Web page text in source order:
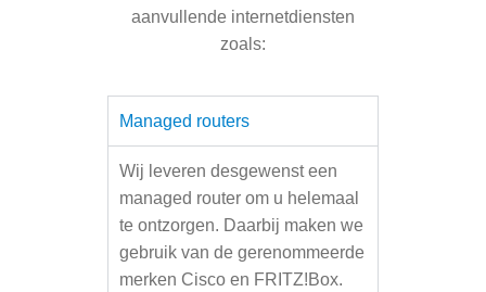
aanvullende internetdiensten
zoals:
Managed routers
Wij leveren desgewenst een
managed router om u helemaal
te ontzorgen. Daarbij maken we
gebruik van de gerenommeerde
merken Cisco en FRITZ!Box.